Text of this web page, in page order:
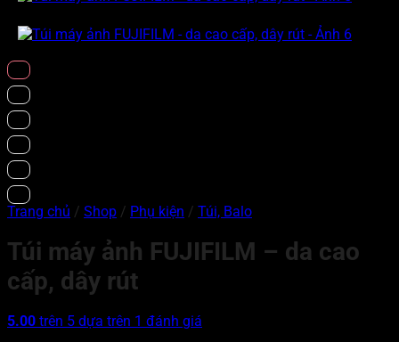
Trang chủ / Shop / Phụ kiện / Túi, Balo
Túi máy ảnh FUJIFILM – da cao
cấp, dây rút
5.00 trên 5 dựa trên 1 đánh giá